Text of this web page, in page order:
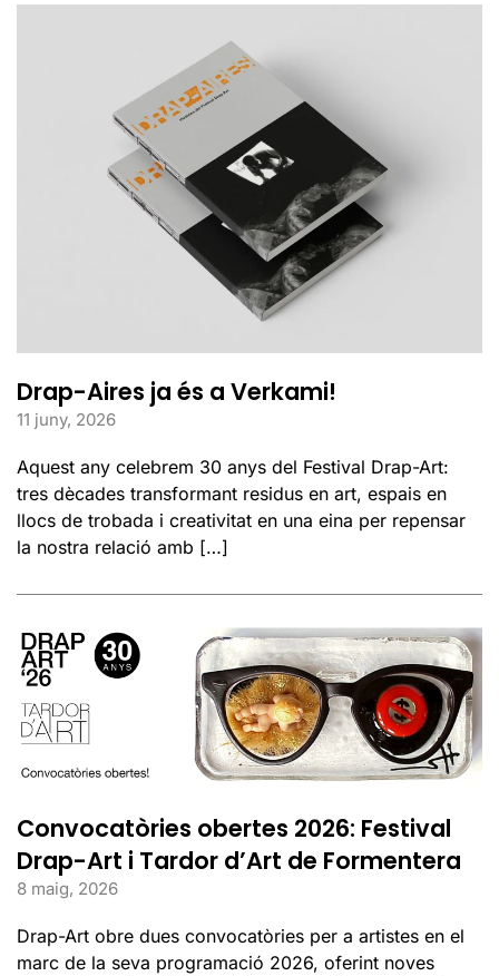
Drap-Aires ja és a Verkami!
11 juny, 2026
Aquest any celebrem 30 anys del Festival Drap-Art:
tres dècades transformant residus en art, espais en
llocs de trobada i creativitat en una eina per repensar
la nostra relació amb […]
Convocatòries obertes 2026: Festival
Drap-Art i Tardor d’Art de Formentera
8 maig, 2026
Drap-Art obre dues convocatòries per a artistes en el
marc de la seva programació 2026, oferint noves